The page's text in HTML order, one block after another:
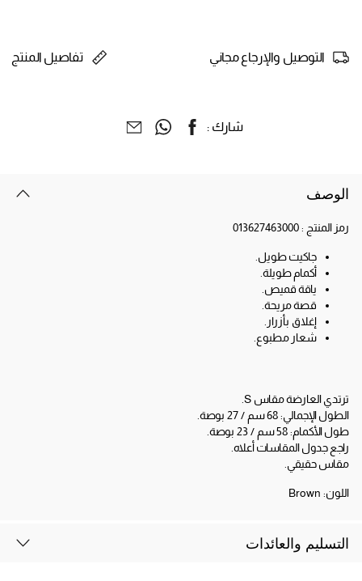
التوصيل والإرجاع مجاني تفاصيل المنتج
شارك :
الوصف
رمز المنتج : 013627463000
جاكيت طويل.
أكمام طويلة.
ياقة قميص.
قصة مريحة.
إغلاق بأزرار.
شعار مطبوع.
ترتدي العارضة مقاس S.
الطول الإجمالي: 68 سم / 27 بوصة.
طول الأكمام: 58 سم / 23 بوصة.
راجع جدول المقاسات أعلاه.
مقاس حقيقي.
اللون:Brown
التسليم والعائدات